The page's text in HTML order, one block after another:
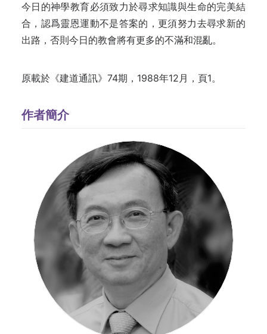
今日的神學教育必須致力於尋求知識與生命的完美結
合，認爲靈恩運動不是答案的，更須努力去尋求新的
出路，否則今日的教會將有更多的不滿和混亂。
原載於《建道通訊》74期，1988年12月，頁1。
作者簡介